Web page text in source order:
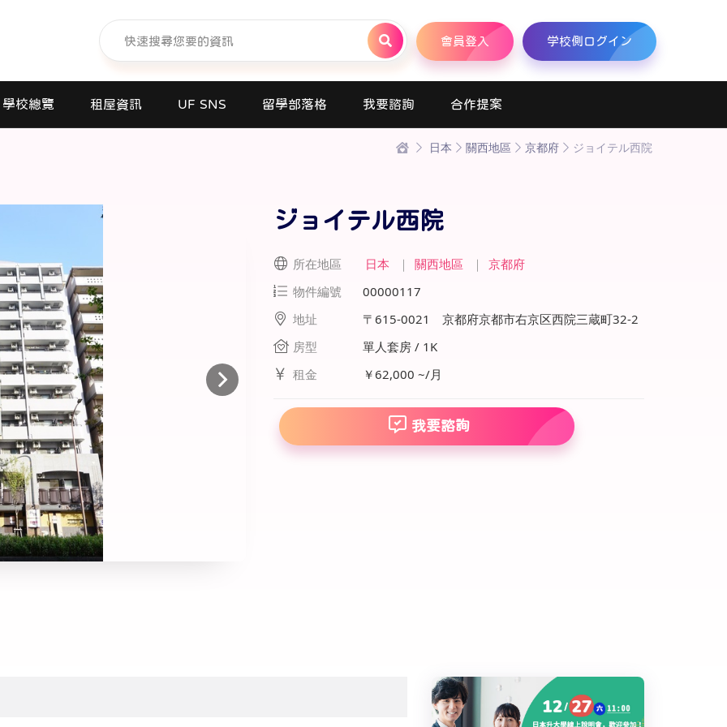
會員登入 学校側ログイン
學校總覽
專門學校
短期大學
大學
研究所
商業日文課程
線上課程
寒暑假遊學套裝課程
打工度假
租屋資訊 UF SNS 留學部落格 我要諮詢 合作提案
日本 關西地區 京都府 ジョイテル西院
ジョイテル西院
所在地區 日本 ｜ 關西地區 ｜
京都府
物件編號
00000117
地址
〒615-0021 京都府京都市右京区西院三蔵町32-2
房型
單人套房 / 1K
租金
￥62,000 ~/月
我要諮詢